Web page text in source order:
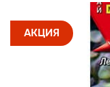
АКЦИЯ